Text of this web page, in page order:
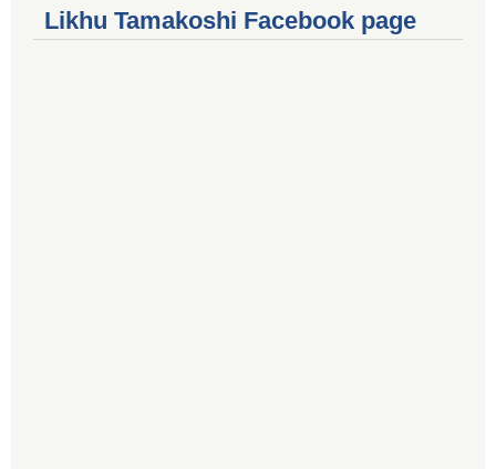
Likhu Tamakoshi Facebook page